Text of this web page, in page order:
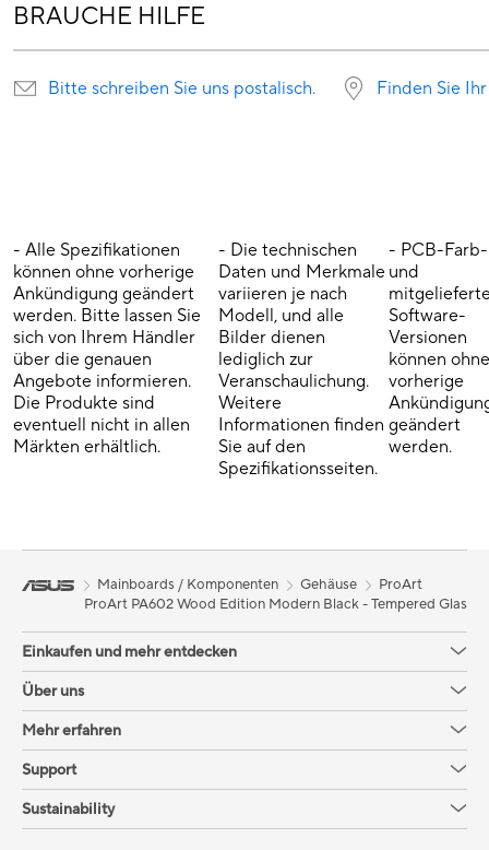
BRAUCHE HILFE
Bitte schreiben Sie uns postalisch. Finden Sie
- Alle Spezifikationen
können ohne vorherige
Ankündigung geändert
werden. Bitte lassen Sie
sich von Ihrem Händler
über die genauen
Angebote informieren.
Die Produkte sind
eventuell nicht in allen
Märkten erhältlich.
- Die technischen
Daten und Merkmale
variieren je nach
Modell, und alle
Bilder dienen
lediglich zur
Veranschaulichung.
Weitere
Informationen finden
Sie auf den
Spezifikationsseiten.
- PCB-Farb-
und
Software-
Versionen
können ohne
vorherige
geändert
werden.
Mainboards / Komponenten Gehäuse
ProArt
ProArt PA602 Wood Edition Modern Black - Tempered Glass
Einkaufen und mehr entdecken
Über uns
Mehr erfahren
Support
Sustainability